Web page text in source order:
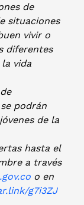
de
situaciones
vivir o
diferentes
vida
podrán
de la
hasta el
a través
o en
g7i3ZJ